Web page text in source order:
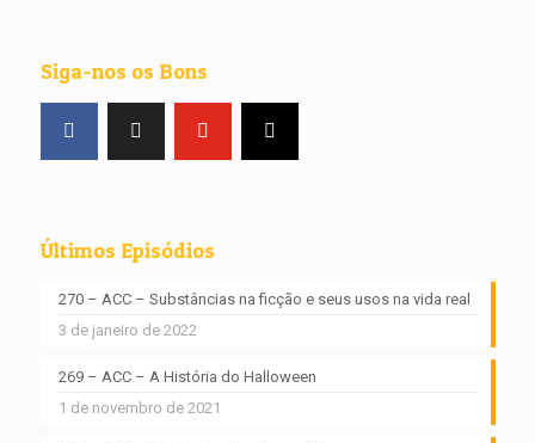
Siga-nos os Bons
Últimos Episódios
270 – ACC – Substâncias na ficção e seus usos na vida real
3 de janeiro de 2022
269 – ACC – A História do Halloween
1 de novembro de 2021